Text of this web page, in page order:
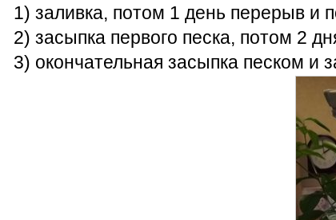
1) заливка, потом 1 день перерыв и
2) засыпка первого песка, потом 2
3) окончательная засыпка песком и